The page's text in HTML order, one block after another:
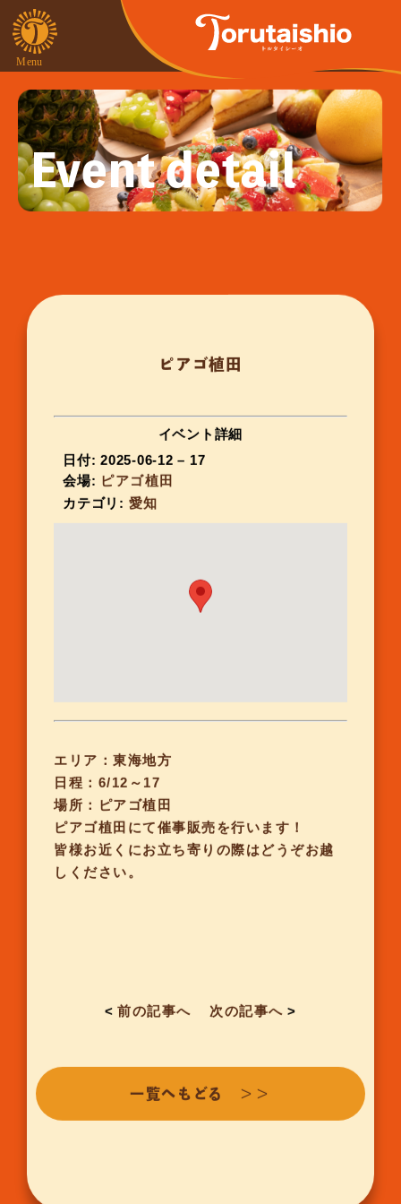
Event detail
ピアゴ植田
イベント詳細
日付: 2025-06-12 – 17
会場: ピアゴ植田
カテゴリ: 愛知
エリア：東海地方
日程：6/12～17
場所：ピアゴ植田
ピアゴ植田にて催事販売を行います！
皆様お近くにお立ち寄りの際はどうぞお越
しください。
<前の記事へ 次の記事へ >
一覧へもどる ＞＞